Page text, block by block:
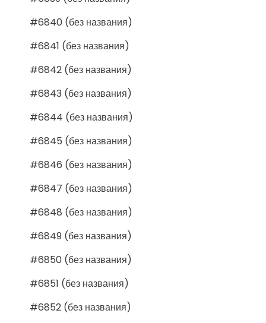
#6840 (без названия)
#6841 (без названия)
#6842 (без названия)
#6843 (без названия)
#6844 (без названия)
#6845 (без названия)
#6846 (без названия)
#6847 (без названия)
#6848 (без названия)
#6849 (без названия)
#6850 (без названия)
#6851 (без названия)
#6852 (без названия)